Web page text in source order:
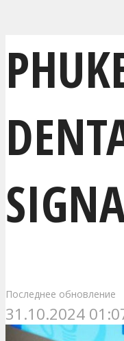
Последнее обновление
31.10.2024